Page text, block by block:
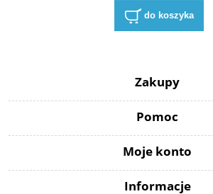
do koszyka
Zakupy
Pomoc
Moje konto
Informacje